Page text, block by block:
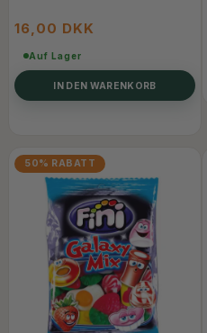
16,00 DKK
Auf Lager
IN DEN WARENKORB
50% RABATT